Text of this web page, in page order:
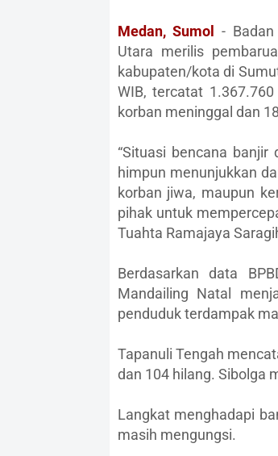
Medan, Sumol
- Badan
Utara merilis
kabupaten/kota di
WIB, tercatat
korban meninggal dan
“Situasi bencana
himpun menunjukkan
korban jiwa, maupun
pihak untuk
Tuahta Ramajaya
Berdasarkan data
Mandailing Natal
penduduk terdampak
Tapanuli Tengah
dan 104 hilang. Sibolga
Langkat menghadapi
masih mengungsi.